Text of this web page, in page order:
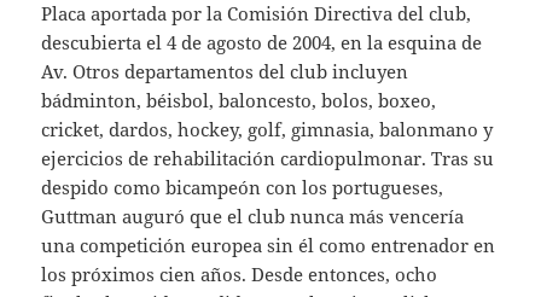
Placa aportada por la Comisión Directiva del club,
descubierta el 4 de agosto de 2004, en la esquina de
Av. Otros departamentos del club incluyen
bádminton, béisbol, baloncesto, bolos, boxeo,
cricket, dardos, hockey, golf, gimnasia, balonmano y
ejercicios de rehabilitación cardiopulmonar. Tras su
despido como bicampeón con los portugueses,
Guttman auguró que el club nunca más vencería
una competición europea sin él como entrenador en
los próximos cien años. Desde entonces, ocho